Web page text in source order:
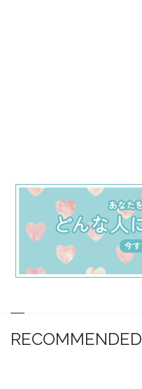
RECOMMENDED